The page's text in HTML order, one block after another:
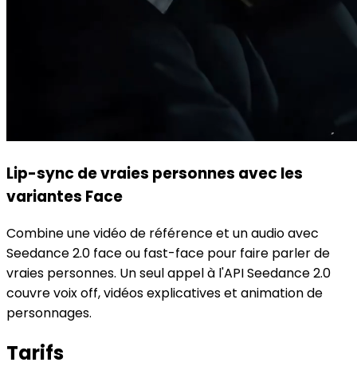
Lip-sync de vraies personnes avec les
variantes Face
Combine une vidéo de référence et un audio avec
Seedance 2.0 face ou fast-face pour faire parler de
vraies personnes. Un seul appel à l'API Seedance 2.0
couvre voix off, vidéos explicatives et animation de
personnages.
Tarifs